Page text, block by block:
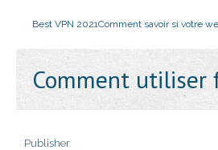
Best VPN 2021Comment savoir si votre
Comment utiliser
Publisher